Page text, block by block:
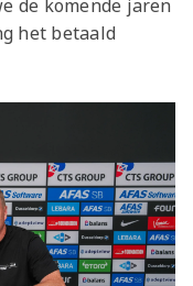
de komende jaren
het betaald